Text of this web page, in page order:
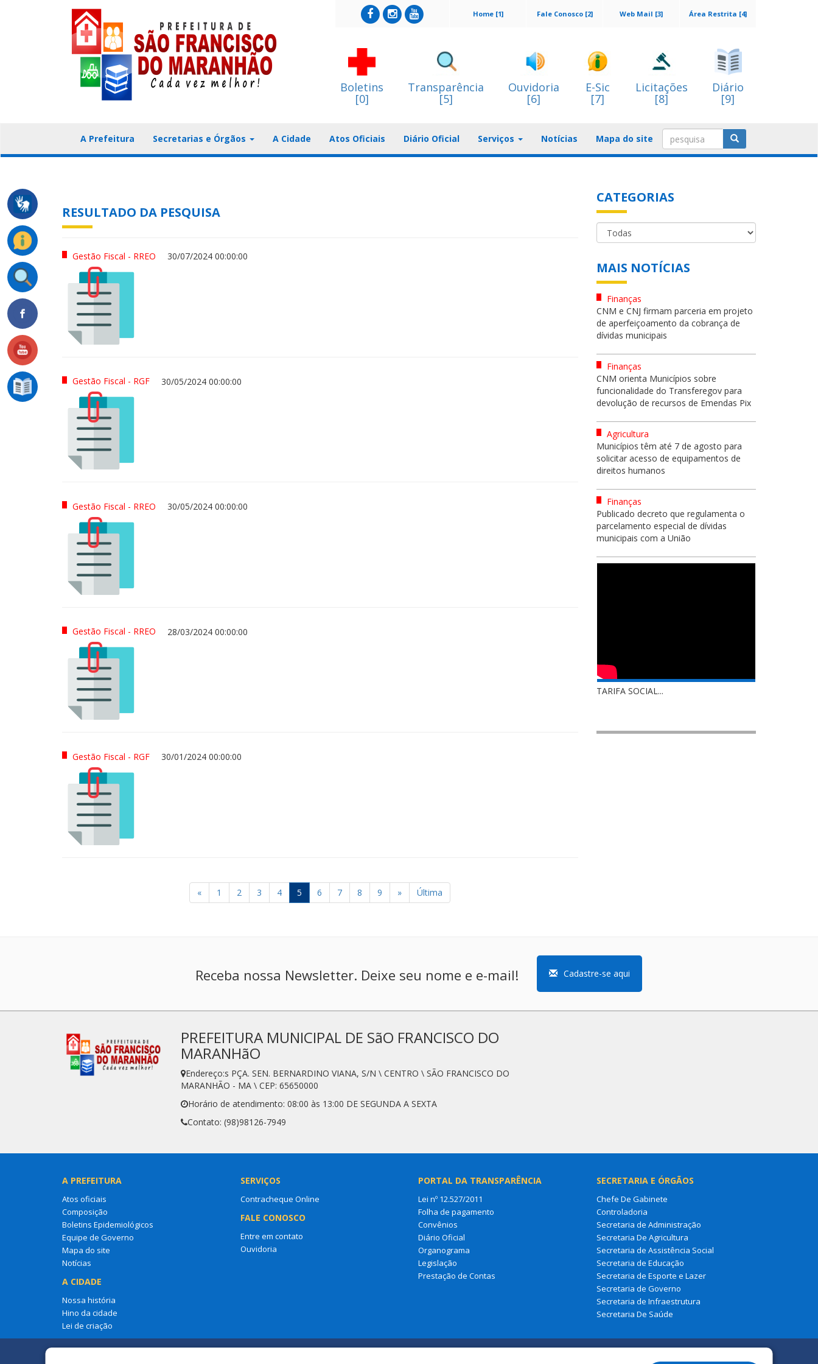
Área Restrita [4]
Web Mail [3]
Fale Conosco [2]
Home [1]
Boletins
[0]
Transparência
[5]
Ouvidoria
[6]
E-Sic
[7]
Licitações
[8]
Diário
[9]
A Prefeitura Secretarias e Órgãos A Cidade Atos Oficiais Diário Oficial Serviços Notícias Mapa do site
RESULTADO DA PESQUISA
Gestão Fiscal - RREO 30/07/2024 00:00:00
Gestão Fiscal - RGF 30/05/2024 00:00:00
Gestão Fiscal - RREO 30/05/2024 00:00:00
Gestão Fiscal - RREO 28/03/2024 00:00:00
Gestão Fiscal - RGF 30/01/2024 00:00:00
« 1 2 3 4 5 6 7 8 9 » Última
CATEGORIAS
MAIS NOTÍCIAS
Finanças
CNM e CNJ firmam parceria em projeto
de aperfeiçoamento da cobrança de
dívidas municipais
Finanças
CNM orienta Municípios sobre
funcionalidade do Transferegov para
devolução de recursos de Emendas Pix
Agricultura
Municípios têm até 7 de agosto para
solicitar acesso de equipamentos de
direitos humanos
Finanças
Publicado decreto que regulamenta o
parcelamento especial de dívidas
municipais com a União
TARIFA SOCIAL...
Receba nossa Newsletter. Deixe seu nome e e-mail! Cadastre-se aqui
PREFEITURA MUNICIPAL DE SãO FRANCISCO DO
MARANHãO
Endereço:s PÇA. SEN. BERNARDINO VIANA, S/N \ CENTRO \ SÃO FRANCISCO DO
MARANHÃO - MA \ CEP: 65650000
Horário de atendimento: 08:00 às 13:00 DE SEGUNDA A SEXTA
Contato: (98)98126-7949
A PREFEITURA
Atos oficiais
Composição
Boletins Epidemiológicos
Equipe de Governo
Mapa do site
Notícias
A CIDADE
Nossa história
Hino da cidade
Lei de criação
SERVIÇOS
Contracheque Online
FALE CONOSCO
Entre em contato
Ouvidoria
PORTAL DA TRANSPARÊNCIA
Lei nº 12.527/2011
Folha de pagamento
Convênios
Diário Oficial
Organograma
Legislação
Prestação de Contas
SECRETARIA E ÓRGÃOS
Chefe De Gabinete
Controladoria
Secretaria de Administração
Secretaria De Agricultura
Secretaria de Assistência Social
Secretaria de Educação
Secretaria de Esporte e Lazer
Secretaria de Governo
Secretaria de Infraestrutura
Secretaria De Saúde